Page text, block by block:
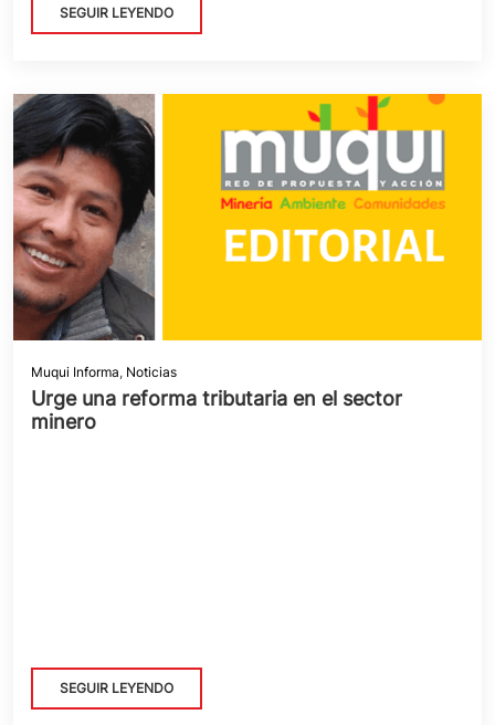
SEGUIR LEYENDO
Muqui Informa, Noticias
Urge una reforma tributaria en el sector
minero
SEGUIR LEYENDO